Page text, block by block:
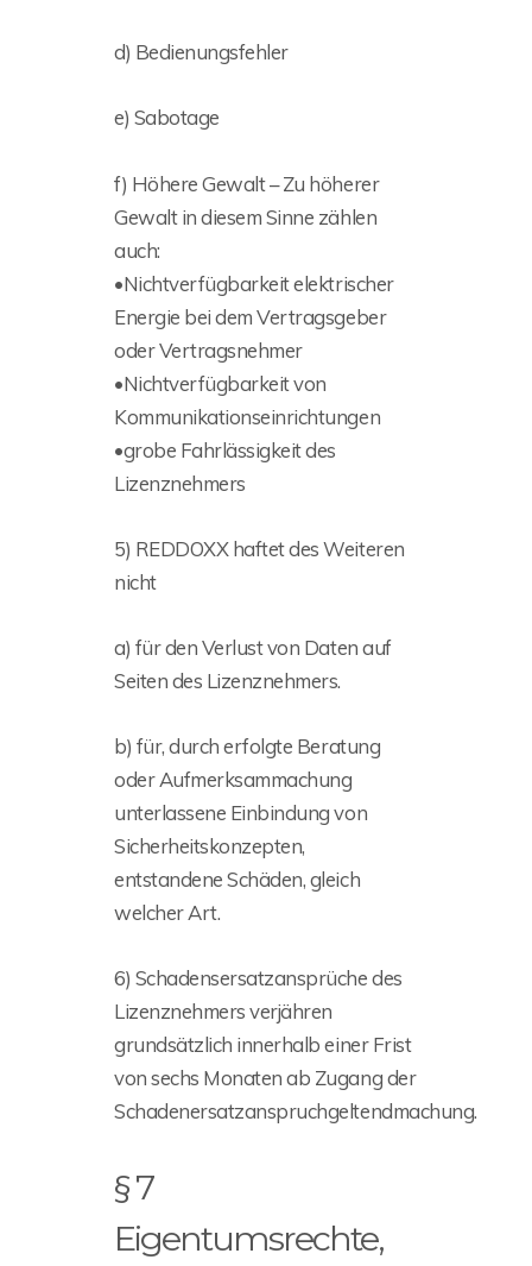
d) Bedienungsfehler
e) Sabotage
f) Höhere Gewalt – Zu höherer
Gewalt in diesem Sinne zählen
auch:
•Nichtverfügbarkeit elektrischer
Energie bei dem Vertragsgeber
oder Vertragsnehmer
•Nichtverfügbarkeit von
Kommunikationseinrichtungen
•grobe Fahrlässigkeit des
Lizenznehmers
5) REDDOXX haftet des Weiteren
nicht
a) für den Verlust von Daten auf
Seiten des Lizenznehmers.
b) für, durch erfolgte Beratung
oder Aufmerksammachung
unterlassene Einbindung von
Sicherheitskonzepten,
entstandene Schäden, gleich
welcher Art.
6) Schadensersatzansprüche des
Lizenznehmers verjähren
grundsätzlich innerhalb einer Frist
von sechs Monaten ab Zugang der
Schadenersatzanspruchgeltendmachung.
§ 7
Eigentumsrechte,